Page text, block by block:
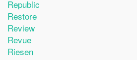
Republic
Restore
Review
Revue
Riesen